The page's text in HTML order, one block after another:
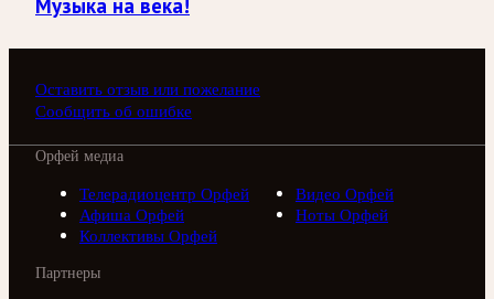
Музыка на века!
Оставить отзыв или пожелание
Сообщить об ошибке
Орфей медиа
Телерадиоцентр Орфей
Видео Орфей
Афиша Орфей
Ноты Орфей
Коллективы Орфей
Партнеры